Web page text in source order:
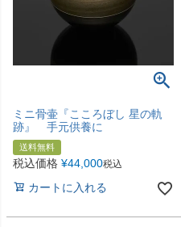
ミニ骨壷『こころぼし 星の軌
跡』 手元供養に
送料無料
税込価格 ¥44,000税込
カートに入れる